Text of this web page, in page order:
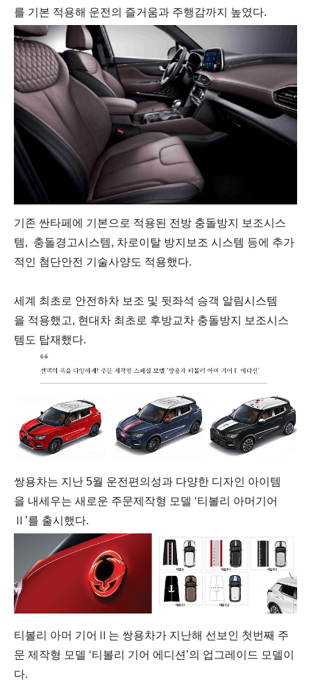
를 기본 적용해 운전의 즐거움과 주행감까지 높였다.
기존 싼타페에 기본으로 적용된 전방 충돌방지
보조시스
템, 충돌경고시스템, 차로이탈 방지보조 시스템 등에 추가
적인 첨단안전 기술사양도 적용했다.
세계 최초로 안전하차 보조 및 뒷좌석 승객 알림시스템
을 적용했고, 현대차 최초로 후방교차 충돌방지
보조시스
템도 탑재했다.
쌍용차는 지난 5월 운전편의성과 다양한 디자인 아이템
을 내세우는 새로운 주문제작형 모델 ‘티볼리 아머 기어
Ⅱ ’를 출시했다.
티볼리 아머 기어Ⅱ는 쌍용차가 지난해 선보인 첫번째 주
문 제작형 모델 ‘티볼리 기어 에디션’의 업그레이드 모델이
다.